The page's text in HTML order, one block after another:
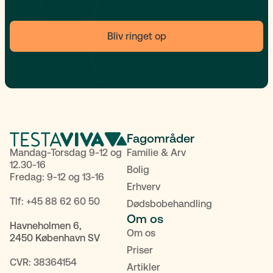
Bliv ringet op
Mandag-Torsdag 9-12 og
12.30-16
Fredag: 9-12 og 13-16
Tlf: +45 88 62 60 50
Havneholmen 6,
2450 København SV
CVR: 38364154
Fagområder
Familie & Arv
Bolig
Erhverv
Dødsbobehandling
Om os
Om os
Priser
Artikler